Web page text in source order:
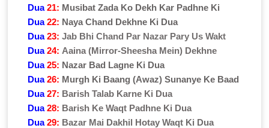
Dua 21: Musibat Zada Ko Dekh Kar Padhne Ki
Dua 22: Naya Chand Dekhne Ki Dua
Dua 23: Jab Bhi Chand Par Nazar Pary Us Wakt
Dua24: Aaina (Mirror-Sheesha Mein) Dekhne
Dua 25: Nazar Bad Lagne Ki Dua
Dua 26: Murgh Ki Baang (Awaz) Sunanye Ke Baad
Dua 27: Barish Talab Karne Ki Dua
Dua 28: Barish Ke Waqt Padhne Ki Dua
Dua 29: Bazar Mai Dakhil Hotay Waqt Ki Dua